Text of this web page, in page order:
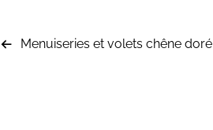
Menuiseries et volets chêne doré